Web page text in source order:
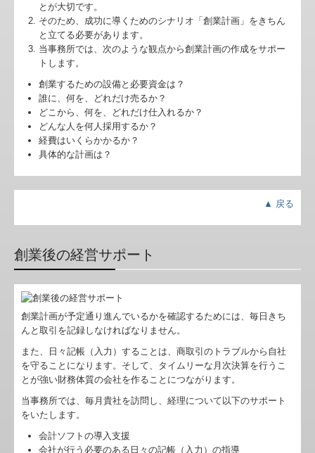
とが大切です。
そのため、成功に導くためのシナリオ「創業計画」をきちん
と立てる必要があります。
当事務所では、次のような観点から創業計画の作成をサポー
トします。
創業するための設備と必要資金は？
誰に、何を、どれだけ売るか？
どこから、何を、どれだけ仕入れるか？
どんな人を何人採用するか？
経費はいくらかかるか？
具体的な計画は？
▲ 戻る
創業後の経営サポート
創業計画が予定通り進んでいるかを確認するためには、毎日きち
んと取引を記録しなければなりません。
また、日々記帳（入力）することは、商取引のトラブルから自社
を守ることになります。そして、タイムリーな月次決算を行うこ
とが強い財務体質の会社を作ることにつながります。
当事務所では、毎月貴社を訪問し、経理について以下のサポート
をいたします。
会計ソフトの導入支援
会社が行う必要のある日々の記帳（入力）の指導